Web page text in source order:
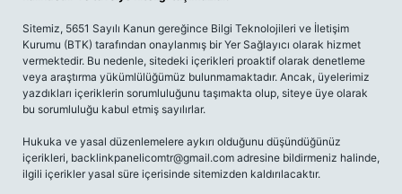
Sitemiz, 5651 Sayılı Kanun gereğince Bilgi Teknolojileri ve İletişim
Kurumu (BTK) tarafından onaylanmış bir Yer Sağlayıcı olarak hizmet
vermektedir. Bu nedenle, sitedeki içerikleri proaktif olarak denetleme
veya araştırma yükümlülüğümüz bulunmamaktadır. Ancak, üyelerimiz
yazdıkları içeriklerin sorumluluğunu taşımakta olup, siteye üye olarak
bu sorumluluğu kabul etmiş sayılırlar.
Hukuka ve yasal düzenlemelere aykırı olduğunu düşündüğünüz
içerikleri, backlinkpanelicomtr@gmail.com adresine bildirmeniz halinde,
ilgili içerikler yasal süre içerisinde sitemizden kaldırılacaktır.